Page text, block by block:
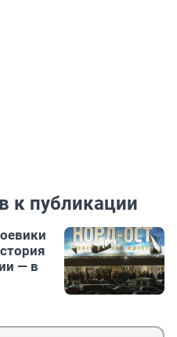
к публикации
— в